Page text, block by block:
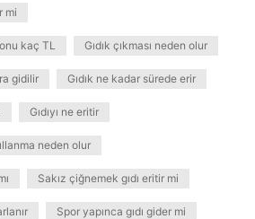
mi
kaç TL Gıdık çıkması neden olur
gidilir Gıdık ne kadar sürede erir
Gıdıyı ne eritir
neden olur
Sakız çiğnemek gıdı eritir mi
Spor yapınca gıdı gider mi